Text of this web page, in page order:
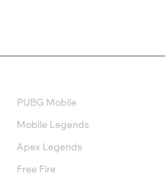
PUBG Mobile
Mobile Legends
Apex Legends
Free Fire